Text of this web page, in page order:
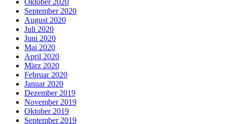
Oktober 2020
September 2020
August 2020
Juli 2020
Juni 2020
Mai 2020
April 2020
März 2020
Februar 2020
Januar 2020
Dezember 2019
November 2019
Oktober 2019
September 2019